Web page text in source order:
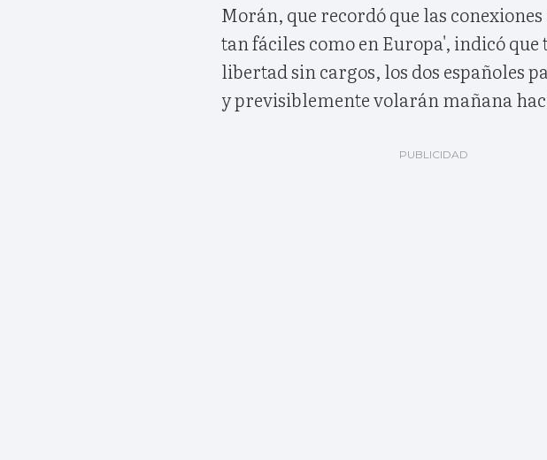
Morán, que recordó que las
tan fáciles como en Europa', indicó
libertad sin cargos, los dos españoles
y previsiblemente volarán mañana